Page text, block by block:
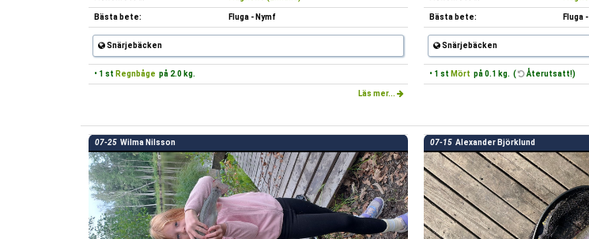
Bästa bete: Fluga - Nymf
Snärjebäcken
• 1 st Regnbåge på 2.0 kg.
Läs mer...
Bästa bete: Fluga
Snärjebäcken
• 1 st Mört på 0.1 kg. ( Återutsatt!)
07-25 Wilma Nilsson 07-15 Alexander Björklund